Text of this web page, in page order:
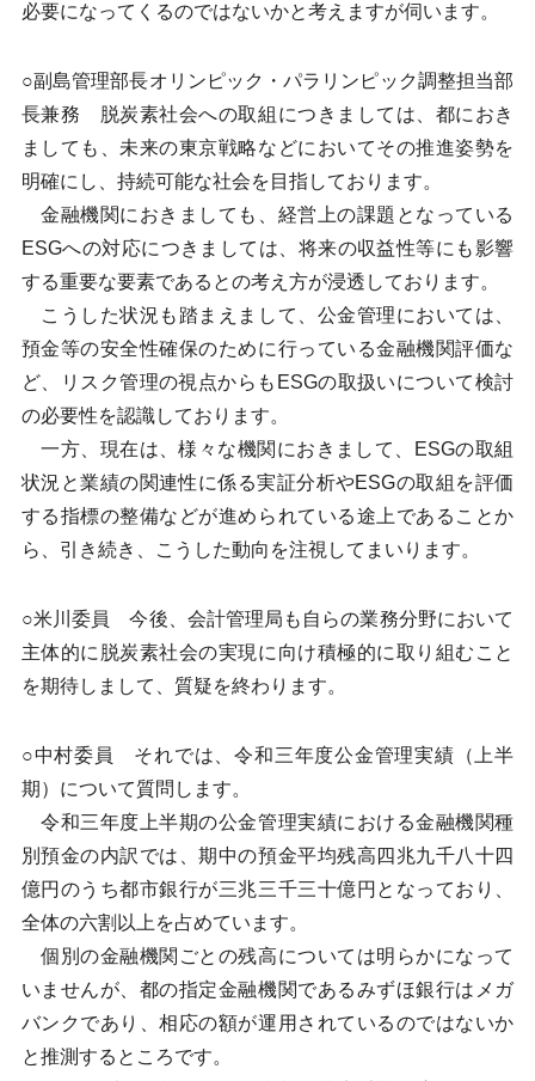
必要になってくるのではないかと考えますが伺います。
○副島管理部長オリンピック・パラリンピック調整担当部
長兼務 脱炭素社会への取組につきましては、都におき
ましても、未来の東京戦略などにおいてその推進姿勢を
明確にし、持続可能な社会を目指しております。
金融機関におきましても、経営上の課題となっている
ESGへの対応につきましては、将来の収益性等にも影響
する重要な要素であるとの考え方が浸透しております。
こうした状況も踏まえまして、公金管理においては、
預金等の安全性確保のために行っている金融機関評価な
ど、リスク管理の視点からもESGの取扱いについて検討
の必要性を認識しております。
一方、現在は、様々な機関におきまして、ESGの取組
状況と業績の関連性に係る実証分析やESGの取組を評価
する指標の整備などが進められている途上であることか
ら、引き続き、こうした動向を注視してまいります。
○米川委員 今後、会計管理局も自らの業務分野において
主体的に脱炭素社会の実現に向け積極的に取り組むこと
を期待しまして、質疑を終わります。
○中村委員 それでは、令和三年度公金管理実績（上半
期）について質問します。
令和三年度上半期の公金管理実績における金融機関種
別預金の内訳では、期中の預金平均残高四兆九千八十四
億円のうち都市銀行が三兆三千三十億円となっており、
全体の六割以上を占めています。
個別の金融機関ごとの残高については明らかになって
いませんが、都の指定金融機関であるみずほ銀行はメガ
バンクであり、相応の額が運用されているのではないか
と推測するところです。